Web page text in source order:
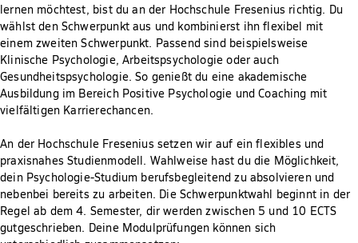
lernen möchtest, bist du an der Hochschule Fresenius richtig. Du
wählst den Schwerpunkt aus und kombinierst ihn flexibel mit
einem zweiten Schwerpunkt. Passend sind beispielsweise
Klinische Psychologie, Arbeitspsychologie oder auch
Gesundheitspsychologie. So genießt du eine akademische
Ausbildung im Bereich Positive Psychologie und Coaching mit
vielfältigen Karrierechancen.
An der Hochschule Fresenius setzen wir auf ein flexibles und
praxisnahes Studienmodell. Wahlweise hast du die Möglichkeit,
dein Psychologie-Studium berufsbegleitend zu absolvieren und
nebenbei bereits zu arbeiten. Die Schwerpunktwahl beginnt in der
Regel ab dem 4. Semester, dir werden zwischen 5 und 10 ECTS
gutgeschrieben. Deine Modulprüfungen können sich